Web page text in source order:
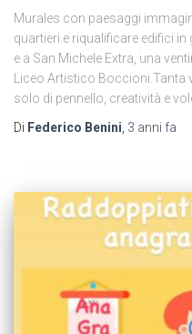
Murales con paesaggi
quartieri e riqualificare edifici in
e a San Michele Extra, una
Liceo Artistico Boccioni.Tanta
solo di pennello, creatività e
Di Federico Benini, 3 anni fa